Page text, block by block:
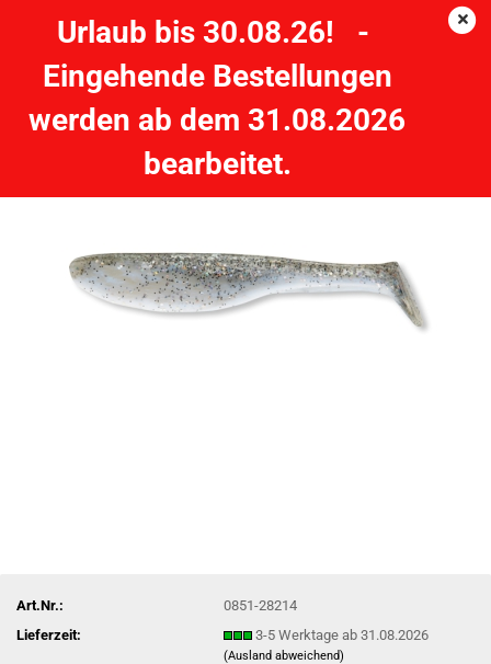
Urlaub bis 30.08.26! -
Eingehende Bestellungen
werden ab dem 31.08.2026
bearbeitet.
CORMORAN K-Don Turbo Tail S9 - 10cm roach - 5 Stück
CORMORAN
Art.Nr.:
0851-28214
Lieferzeit:
3-5 Werktage ab 31.08.2026
(Ausland abweichend)